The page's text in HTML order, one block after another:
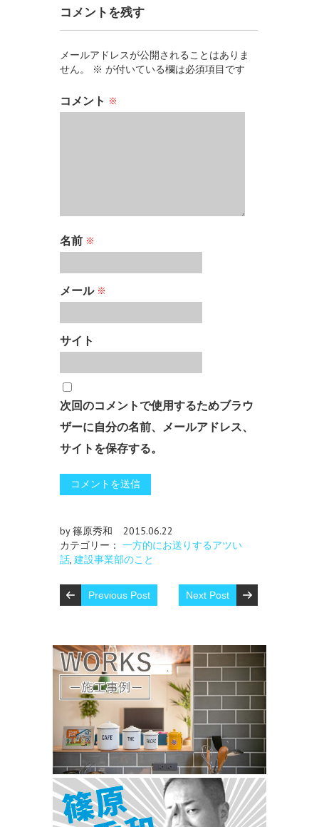
コメントを残す
メールアドレスが公開されることはありま
せん。
※ が付いている欄は必須項目です
コメント ※
名前 ※
メール ※
サイト
次回のコメントで使用するためブラウ
ザーに自分の名前、メールアドレス、
サイトを保存する。
by 篠原秀和
2015.06.22
カテゴリー： 一方的にお送りするアツい
話, 建設事業部のこと
Previous Post Next Post